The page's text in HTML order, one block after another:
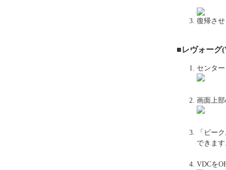
復帰さ
■レヴォーグ
センタ
画面上
「ビー
できま
VDCを